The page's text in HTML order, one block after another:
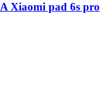
Xiaomi pad 6s pro